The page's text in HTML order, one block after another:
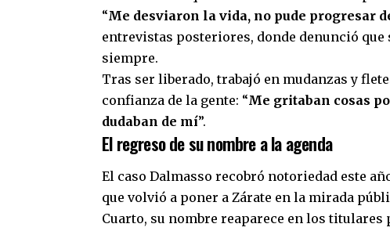
“Me desviaron la vida, no pude progresar
entrevistas posteriores, donde denunció
siempre.
Tras ser liberado, trabajó en mudanzas y
confianza de la gente: “Me gritaban cosas
dudaban de mí”.
El regreso de su nombre a la agenda
El caso Dalmasso recobró notoriedad este
que volvió a poner a Zárate en la mirada
Cuarto, su nombre reaparece en los titulares